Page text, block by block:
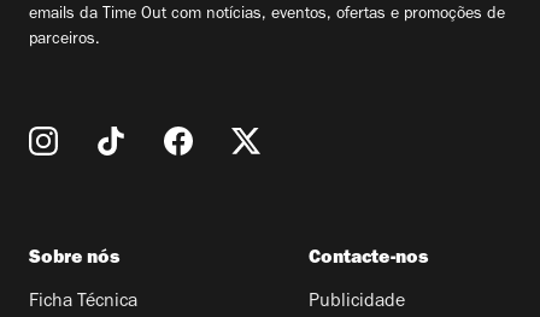
emails da Time Out com notícias, eventos, ofertas e promoções de
parceiros.
Sobre nós
Ficha Técnica
Contacte-nos
Publicidade